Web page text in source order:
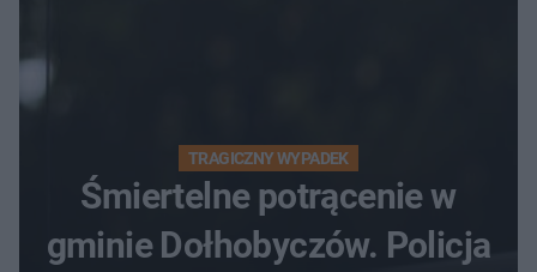
TRAGICZNY WYPADEK
Śmiertelne potrącenie w
gminie Dołhobyczów. Policja